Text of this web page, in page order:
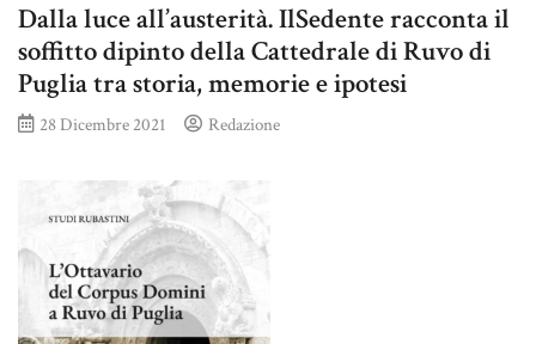
Dalla luce all’austerità. IlSedente racconta il
soffitto dipinto della Cattedrale di Ruvo di
Puglia tra storia, memorie e ipotesi
28 Dicembre 2021 Redazione